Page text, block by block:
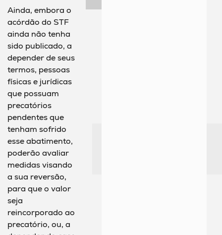
Ainda, embora o
acórdão do STF
ainda não tenha
sido publicado, a
depender de seus
termos, pessoas
físicas e jurídicas
que possuam
precatórios
pendentes que
tenham sofrido
esse abatimento,
poderão avaliar
medidas visando
a sua reversão,
para que o valor
seja
reincorporado ao
precatório, ou, a